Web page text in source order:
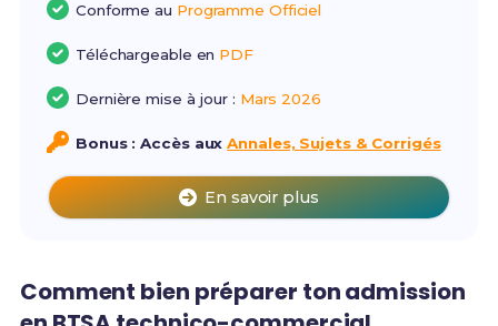
Conforme au Programme Officiel
Téléchargeable en PDF
Dernière mise à jour : Mars 2026
Bonus : Accès auxAnnales, Sujets & Corrigés
En savoir plus
Comment bien préparer ton admission